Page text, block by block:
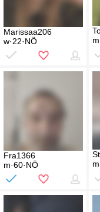
Marissaa206
w·22·NÖ
Fra1366
m·60·NÖ